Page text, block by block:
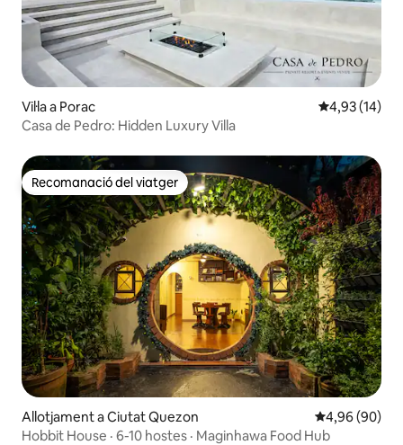
Vil·la a Porac 4,93 de
4,93 (14)
Casa de Pedro: Hidden Luxury Villa
Recomanació del viatger
Recomanació del viatger
Allotjament a Ciutat Quezon 4,96 de
4,96 (90)
Hobbit House · 6-10 hostes · Maginhawa Food Hub